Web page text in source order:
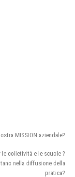
MISSION aziendale?
colletività e le scuole ?
nella diffusione della
pratica?